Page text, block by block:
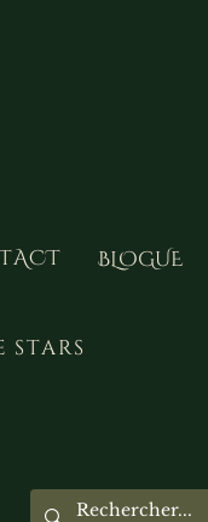
BLOGUE
stars